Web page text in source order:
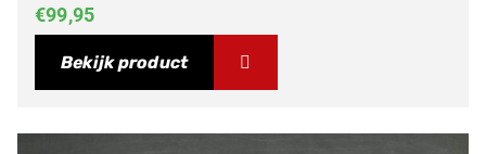
€99,95
Bekijk product